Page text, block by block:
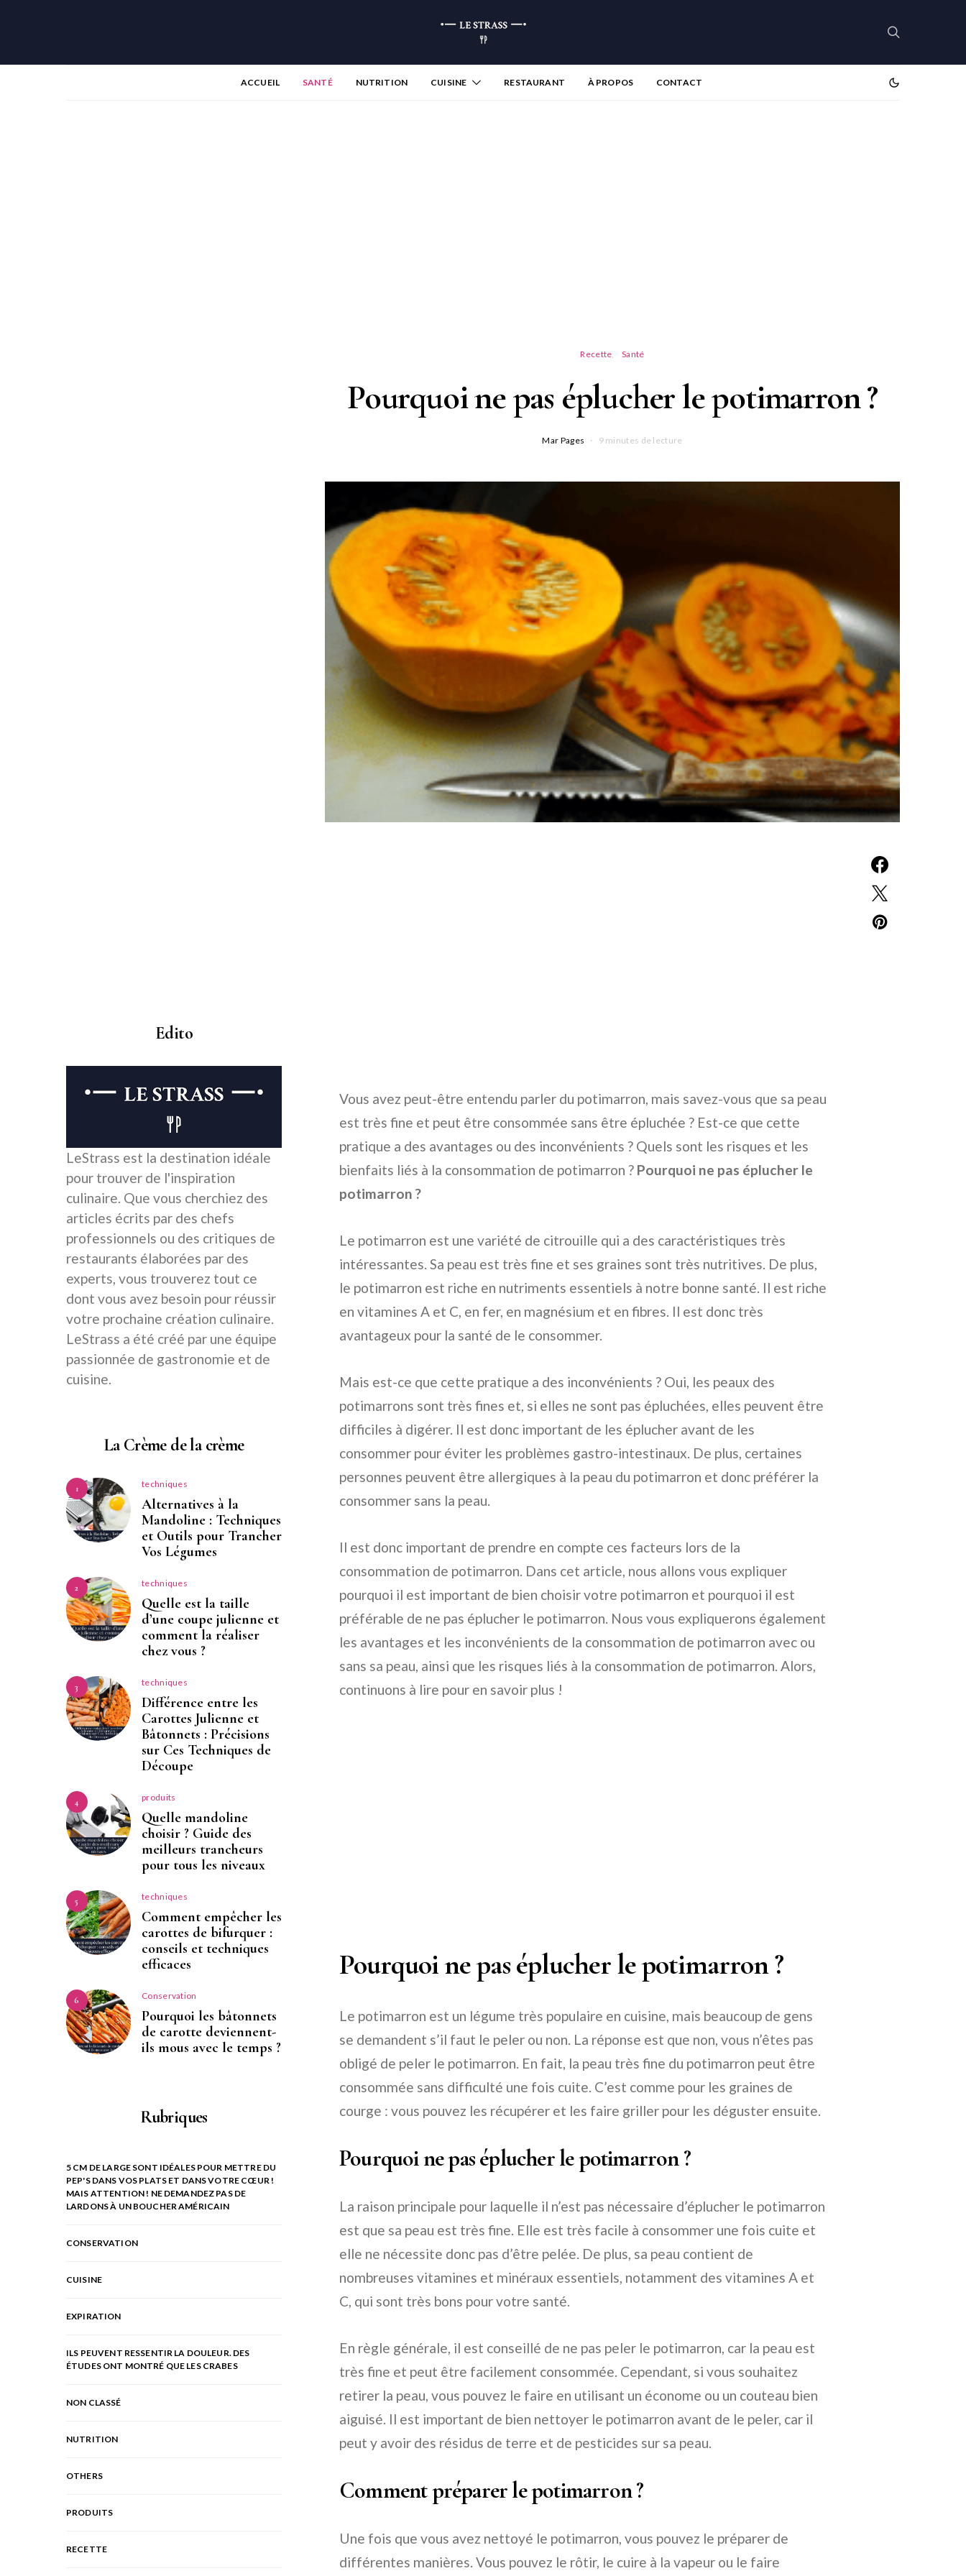
ACCUEIL SANTÉ NUTRITION CUISINE RESTAURANT À PROPOS CONTACT
Recette Santé
Pourquoi ne pas éplucher le potimarron ?
Mar Pages 9 minutes de lecture
Vous avez peut-être entendu parler du potimarron, mais savez-vous que sa peau
est très fine et peut être consommée sans être épluchée ? Est-ce que cette
pratique a des avantages ou des inconvénients ? Quels sont les risques et les
bienfaits liés à la consommation de potimarron ? Pourquoi ne pas éplucher le
potimarron ?
Le potimarron est une variété de citrouille qui a des caractéristiques très
intéressantes. Sa peau est très fine et ses graines sont très nutritives. De plus,
le potimarron est riche en nutriments essentiels à notre bonne santé. Il est riche
en vitamines A et C, en fer, en magnésium et en fibres. Il est donc très
avantageux pour la santé de le consommer.
Mais est-ce que cette pratique a des inconvénients ? Oui, les peaux des
potimarrons sont très fines et, si elles ne sont pas épluchées, elles peuvent être
difficiles à digérer. Il est donc important de les éplucher avant de les
consommer pour éviter les problèmes gastro-intestinaux. De plus, certaines
personnes peuvent être allergiques à la peau du potimarron et donc préférer la
consommer sans la peau.
Il est donc important de prendre en compte ces facteurs lors de la
consommation de potimarron. Dans cet article, nous allons vous expliquer
pourquoi il est important de bien choisir votre potimarron et pourquoi il est
préférable de ne pas éplucher le potimarron. Nous vous expliquerons également
les avantages et les inconvénients de la consommation de potimarron avec ou
sans sa peau, ainsi que les risques liés à la consommation de potimarron. Alors,
continuons à lire pour en savoir plus !
Pourquoi ne pas éplucher le potimarron ?
Le potimarron est un légume très populaire en cuisine, mais beaucoup de gens
se demandent s’il faut le peler ou non. La réponse est que non, vous n’êtes pas
obligé de peler le potimarron. En fait, la peau très fine du potimarron peut être
consommée sans difficulté une fois cuite. C’est comme pour les graines de
courge : vous pouvez les récupérer et les faire griller pour les déguster ensuite.
Pourquoi ne pas éplucher le potimarron ?
La raison principale pour laquelle il n’est pas nécessaire d’éplucher le potimarron
est que sa peau est très fine. Elle est très facile à consommer une fois cuite et
elle ne nécessite donc pas d’être pelée. De plus, sa peau contient de
nombreuses vitamines et minéraux essentiels, notamment des vitamines A et
C, qui sont très bons pour votre santé.
En règle générale, il est conseillé de ne pas peler le potimarron, car la peau est
très fine et peut être facilement consommée. Cependant, si vous souhaitez
retirer la peau, vous pouvez le faire en utilisant un économe ou un couteau bien
aiguisé. Il est important de bien nettoyer le potimarron avant de le peler, car il
peut y avoir des résidus de terre et de pesticides sur sa peau.
Comment préparer le potimarron ?
Une fois que vous avez nettoyé le potimarron, vous pouvez le préparer de
différentes manières. Vous pouvez le rôtir, le cuire à la vapeur ou le faire
Edito
LeStrass est la destination idéale
pour trouver de l'inspiration
culinaire. Que vous cherchiez des
articles écrits par des chefs
professionnels ou des critiques de
restaurants élaborées par des
experts, vous trouverez tout ce
dont vous avez besoin pour réussir
votre prochaine création culinaire.
LeStrass a été créé par une équipe
passionnée de gastronomie et de
cuisine.
La Crème de la crème
1 techniques
Alternatives à la
Mandoline : Techniques
et Outils pour Trancher
Vos Légumes
2 techniques
Quelle est la taille
d’une coupe julienne et
comment la réaliser
chez vous ?
3 techniques
Différence entre les
Carottes Julienne et
Bâtonnets : Précisions
sur Ces Techniques de
Découpe
4 produits
Quelle mandoline
choisir ? Guide des
meilleurs trancheurs
pour tous les niveaux
5 techniques
Comment empêcher les
carottes de bifurquer :
conseils et techniques
efficaces
6 Conservation
Pourquoi les bâtonnets
de carotte deviennent-
ils mous avec le temps ?
Rubriques
5 CM DE LARGE SONT IDÉALES POUR METTRE DU
PEP'S DANS VOS PLATS ET DANS VOTRE CŒUR !
MAIS ATTENTION ! NE DEMANDEZ PAS DE
LARDONS À UN BOUCHER AMÉRICAIN
CONSERVATION
CUISINE
EXPIRATION
ILS PEUVENT RESSENTIR LA DOULEUR. DES
ÉTUDES ONT MONTRÉ QUE LES CRABES
NON CLASSÉ
NUTRITION
OTHERS
PRODUITS
RECETTE